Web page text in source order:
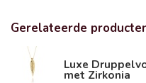
Gerelateerde
Luxe
met Zirkonia